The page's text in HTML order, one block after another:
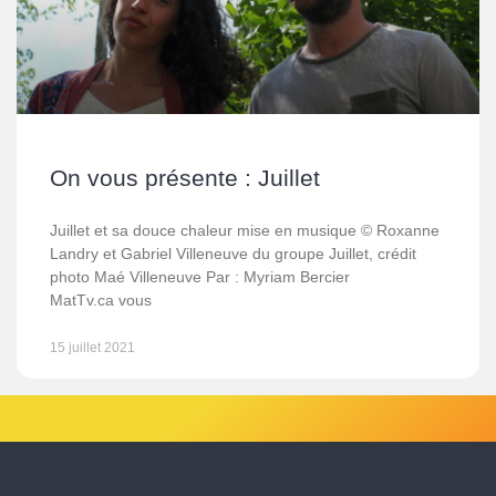
On vous présente : Juillet
Juillet et sa douce chaleur mise en musique © Roxanne
Landry et Gabriel Villeneuve du groupe Juillet, crédit
photo Maé Villeneuve Par : Myriam Bercier
MatTv.ca vous
15 juillet 2021